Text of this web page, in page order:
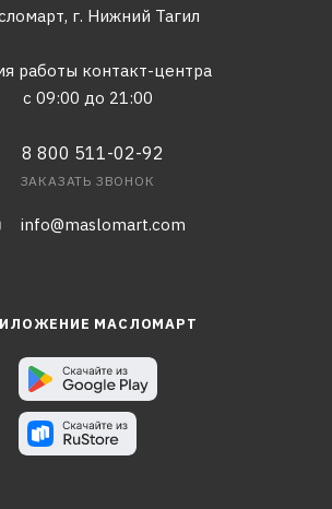
г. Нижний Тагил
работы контакт-центра
с 09:00 до 21:00
8 800 511-02-92
ЗАКАЗАТЬ ЗВОНОК
info@maslomart.com
МАСЛОМАРТ